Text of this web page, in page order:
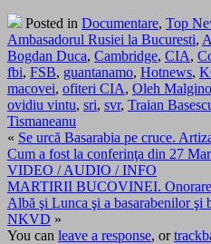
Posted in Documentare, Top
Ambasadorul Rusiei la Bucuresti,
Bogdan Duca, Cambridge, CIA,
fbi, FSB, guantanamo, Hotnews,
macovei, ofiteri CIA, Oleh
ovidiu vintu, sri, svr, Traian
Tismaneanu
« Se urcă Basarabia pe cruce.
Cum a fost la conferinţa din 27
VIDEO / AUDIO / INFO
MARTIRII BUCOVINEI.
Albă şi Lunca şi a basarabenilor şi
NKVD »
You can leave a response, or